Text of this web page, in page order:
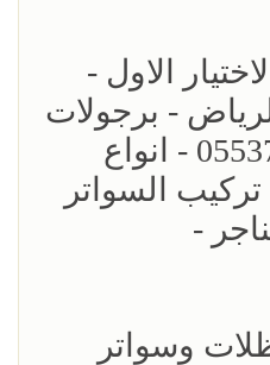
الاول -
- برجولات
الحدائق - 0553770074 - انواع
السواتر
-
وسواتر